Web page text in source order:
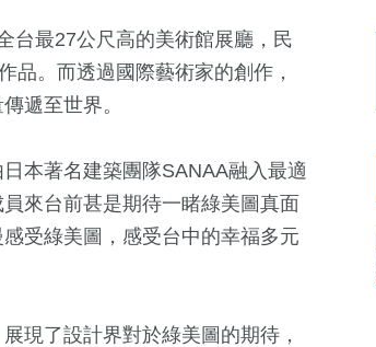
台最27公尺高的美術館展廳，民
品。而透過國際藝術家的創作，
遞至世界。
本著名建築團隊SANAA融入最適
來台前甚是期待一睹綠美圖真面
受綠美圖，感受台中的幸福多元
現了設計界對於綠美圖的期待，